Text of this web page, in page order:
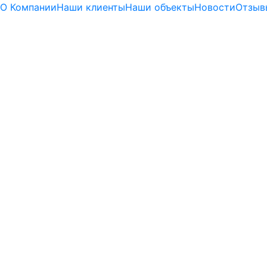
О КомпанииНаши клиентыНаши объектыНовости